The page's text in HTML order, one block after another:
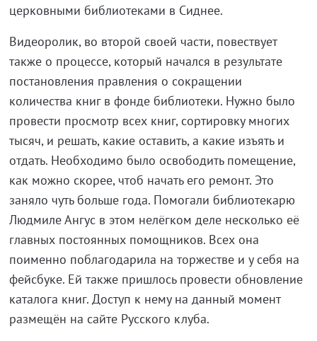
церковными библиотеками в Сиднее.
Видеоролик, во второй своей части, повествует
также о процессе, который начался в результате
постановления правления о сокращении
количества книг в фонде библиотеки. Нужно было
провести просмотр всех книг, сортировку многих
тысяч, и решать, какие оставить, а какие изъять и
отдать. Необходимо было освободить помещение,
как можно скорее, чтоб начать его ремонт. Это
заняло чуть больше года. Помогали библиотекарю
Людмиле Ангус в этом нелёгком деле несколько её
главных постоянных помощников. Всех она
поименно поблагодарила на торжестве и у себя на
фейсбуке. Ей также пришлось провести обновление
каталога книг. Доступ к нему на данный момент
размещён на сайте Русского клуба.